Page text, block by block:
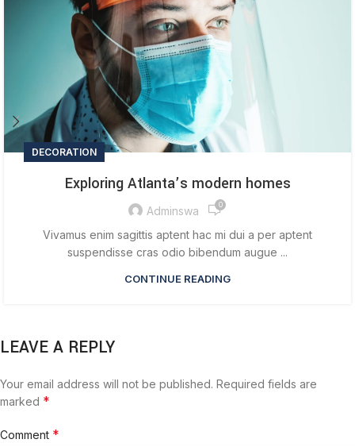
DECORATION
Exploring Atlanta’s modern homes
Adminswa 0
Vivamus enim sagittis aptent hac mi dui a per aptent
suspendisse cras odio bibendum augue ...
CONTINUE READING
LEAVE A REPLY
Your email address will not be published. Required fields are
marked *
Comment *